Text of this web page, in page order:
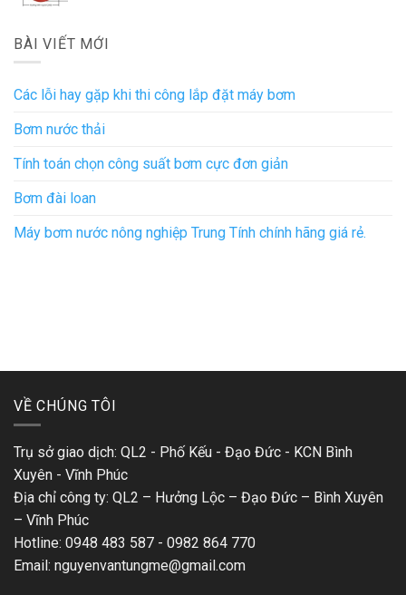
BÀI VIẾT MỚI
Các lỗi hay gặp khi thi công lắp đặt máy bơm
Bơm nước thải
Tính toán chọn công suất bơm cực đơn giản
Bơm đài loan
Máy bơm nước nông nghiệp Trung Tính chính hãng giá rẻ.
VỀ CHÚNG TÔI
Trụ sở giao dịch: QL2 - Phố Kếu - Đạo Đức - KCN Bình
Xuyên - Vĩnh Phúc
Địa chỉ công ty: QL2 – Hưởng Lộc – Đạo Đức – Bình Xuyên
– Vĩnh Phúc
Hotline: 0948 483 587 - 0982 864 770
Email: nguyenvantungme@gmail.com